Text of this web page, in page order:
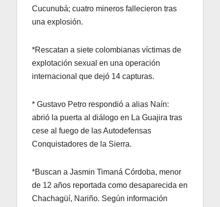
Cucunubá; cuatro mineros fallecieron tras
una explosión.
*Rescatan a siete colombianas víctimas de
explotación sexual en una operación
internacional que dejó 14 capturas.
* Gustavo Petro respondió a alias Naín:
abrió la puerta al diálogo en La Guajira tras
cese al fuego de las Autodefensas
Conquistadores de la Sierra.
*Buscan a Jasmin Timaná Córdoba, menor
de 12 años reportada como desaparecida en
Chachagüí, Nariño. Según información